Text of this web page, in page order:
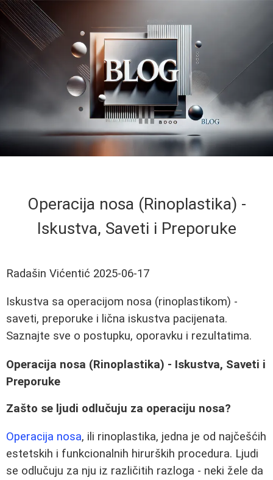
Operacija nosa (Rinoplastika) -
Iskustva, Saveti i Preporuke
Radašin Vićentić 2025-06-17
Iskustva sa operacijom nosa (rinoplastikom) -
saveti, preporuke i lična iskustva pacijenata.
Saznajte sve o postupku, oporavku i rezultatima.
Operacija nosa (Rinoplastika) - Iskustva, Saveti i
Preporuke
Zašto se ljudi odlučuju za operaciju nosa?
Operacija nosa, ili rinoplastika, jedna je od najčešćih
estetskih i funkcionalnih hirurških procedura. Ljudi
se odlučuju za nju iz različitih razloga - neki žele da